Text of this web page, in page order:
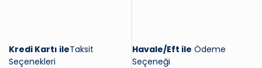
Kredi Kartı ileTaksit
Seçenekleri
Havale/Eft ile Ödeme
Seçeneği